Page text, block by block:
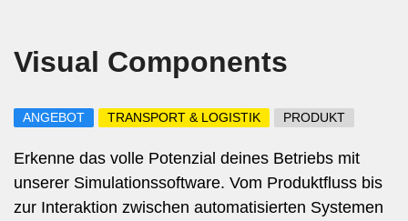
Visual Components
ANGEBOT TRANSPORT & LOGISTIK PRODUKT
Erkenne das volle Potenzial deines Betriebs mit
unserer Simulationssoftware. Vom Produktfluss bis
zur Interaktion zwischen automatisierten Systemen